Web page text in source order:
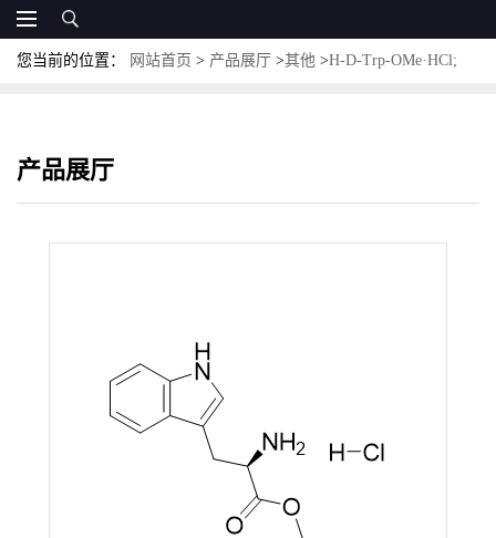
您当前的位置： 网站首页 > 产品展厅 >其他 >H-D-Trp-OMe·HCl;
产品展厅